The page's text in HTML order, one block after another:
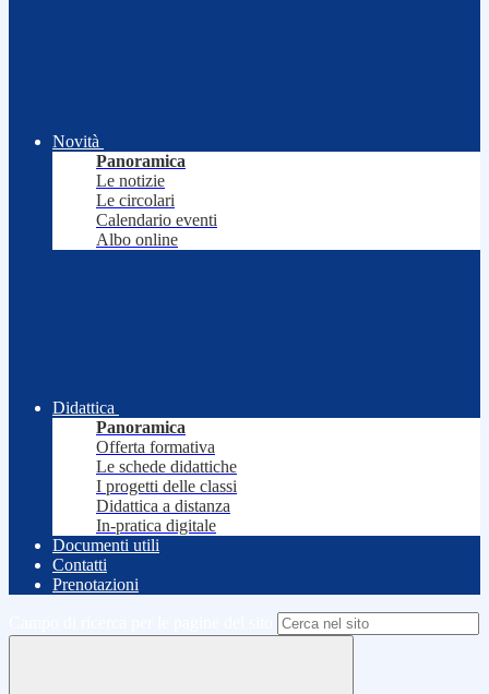
Novità
Panoramica
Le notizie
Le circolari
Calendario eventi
Albo online
Didattica
Panoramica
Offerta formativa
Le schede didattiche
I progetti delle classi
Didattica a distanza
In-pratica digitale
Documenti utili
Contatti
Prenotazioni